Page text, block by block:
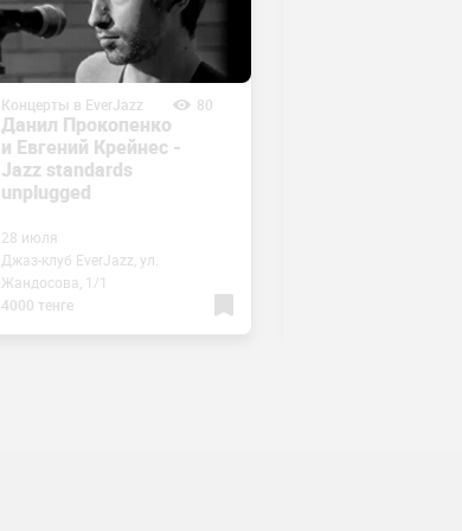
Концерты в EverJazz 80
Данил Прокопенко
и Евгений Крейнес -
Jazz standards
unplugged
28 июля
Джаз-клуб EverJazz, ул.
Жандосова, 1/1
4000 тенге